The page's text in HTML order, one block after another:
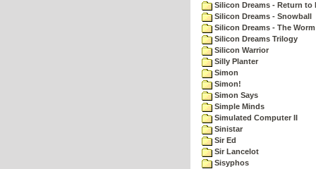
Silicon Dreams - Return to
Silicon Dreams - Snowball
Silicon Dreams - The
Silicon Dreams Trilogy
Silicon Warrior
Silly Planter
Simon
Simon!
Simon Says
Simple Minds
Simulated Computer II
Sinistar
Sir Ed
Sir Lancelot
Sisyphos